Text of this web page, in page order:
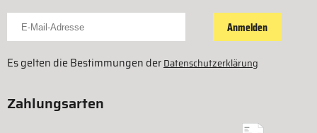
Für Newsletter anmelden
Anmelden
Es gelten die Bestimmungen derDatenschutzerklärung
Zahlungsarten